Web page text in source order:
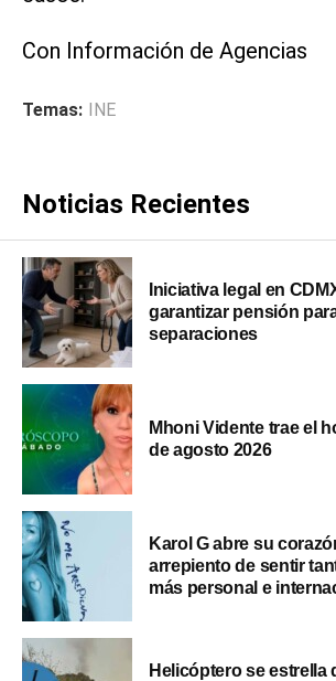
Con Información de Agencias
Temas: INE
Noticias Recientes
Iniciativa legal en
garantizar pensión
separaciones
Mhoni Vidente trae el
de agosto 2026
Karol G abre su
arrepiento de sentir
más personal e
Helicóptero se estrella